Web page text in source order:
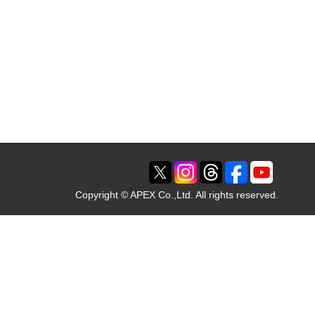
Copyright © APEX Co.,Ltd. All rights reserved.